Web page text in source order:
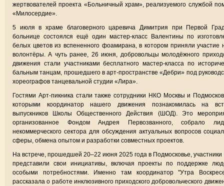
жертвователей проекта «Больничный храм», реализуемого службой
«Милосердие».
5 июля в храме благоверного царевича Димитрия при Первой
больнице состоялся ещё один мастер-класс Валентины по
белых цветов из вспененного фоамирана, в котором приняли участие
волонтёры. А чуть ранее, 26 июня, добровольцы молодёжного
движения стали участниками бесплатного мастер-класса по
бальным танцам, прошедшего в арт-пространстве «Дебри» под
хореографов танцевальной студии «Лира».
Гостями Арт-пикника стали также сотрудники НКО Москвы и
которыми координатор нашего движения познакомилась на
выпускников Школы Общественного Действия (ШОД). Это
организованное Фондом Андрея Первозванного, собрало
некоммерческого сектора для обсуждения актуальных вопросов
сферы, обмена опытом и разработки совместных проектов.
На встрече, прошедшей 20–22 июня 2025 года в Подмосковье,
представили свои инициативы, включая проекты по поддержке
особыми потребностями. Именно там координатор "Утра
рассказала о работе инклюзивного приходского добровольческого